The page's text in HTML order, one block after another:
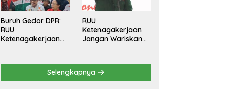
Buruh Gedor DPR:
RUU
Ketenagakerjaan
Setahun dan
Pulihkan Upah
RUU
Ketenagakerjaan
Jangan Wariskan
Hidup
Selengkapnya